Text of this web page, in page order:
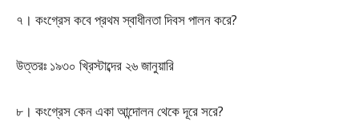
৭। কংগ্রেস কবে প্রথম স্বাধীনতা দিবস পালন করে?
উত্তরঃ ১৯৩০ খ্রিস্টাব্দের ২৬ জানুয়ারি
৮। কংগ্রেস কেন একা আন্দোলন থেকে দূরে সরে?